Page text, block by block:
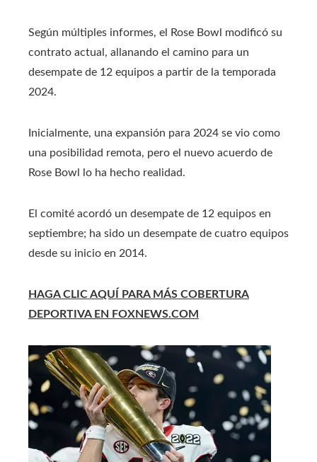
Según múltiples informes, el Rose Bowl modificó su
contrato actual, allanando el camino para un
desempate de 12 equipos a partir de la temporada
2024.
Inicialmente, una expansión para 2024 se vio como
una posibilidad remota, pero el nuevo acuerdo de
Rose Bowl lo ha hecho realidad.
El comité acordó un desempate de 12 equipos en
septiembre; ha sido un desempate de cuatro equipos
desde su inicio en 2014.
HAGA CLIC AQUÍ PARA MÁS COBERTURA
DEPORTIVA EN FOXNEWS.COM